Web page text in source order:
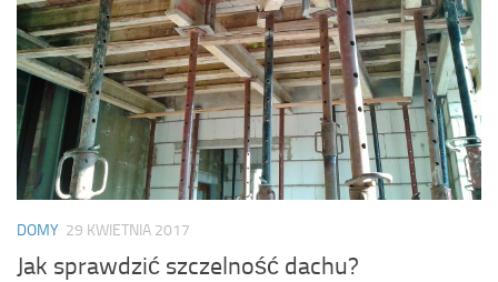
DOMY 29 KWIETNIA 2017
Jak sprawdzić szczelność dachu?